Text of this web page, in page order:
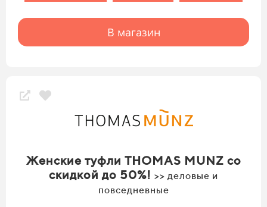
В магазин
Женские туфли THOMAS MUNZ со
скидкой до 50%! >> деловые и
повседневные